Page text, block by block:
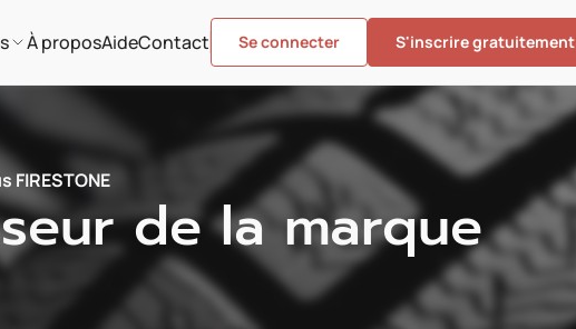
À proposAideContact Se connecter S'inscrire gratuitement
FIRESTONE
de la marque